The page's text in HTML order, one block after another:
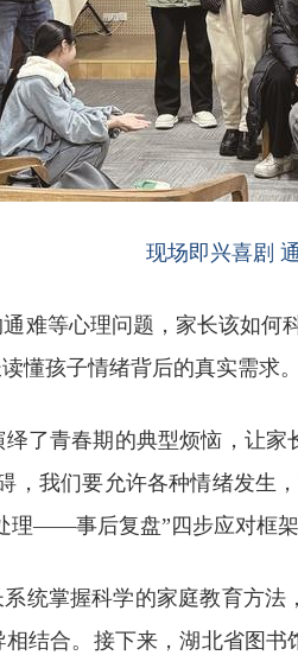
现场即兴喜剧
难等心理问题，家长该如何
懂孩子情绪背后的真实需求。
了青春期的典型烦恼，让
，我们要允许各种情绪发生
——事后复盘”四步应对框架
统掌握科学的家庭教育方
结合。接下来，湖北省图